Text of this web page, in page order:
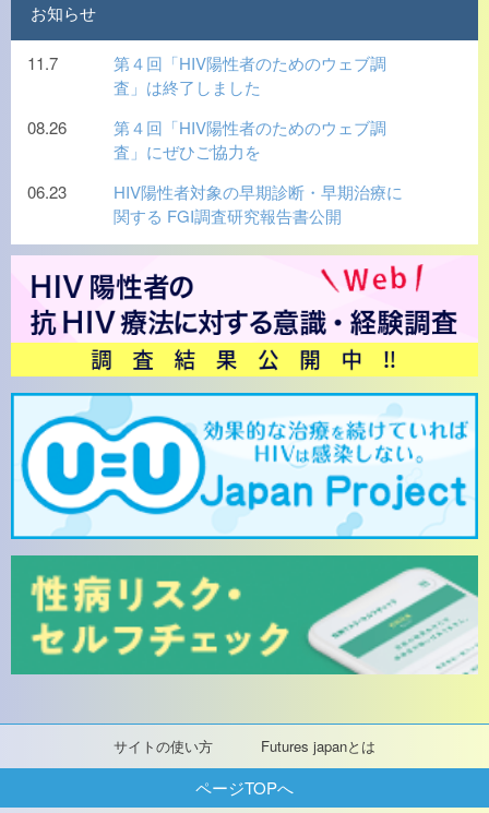
サイトの使い方 Futures japanとは
お知らせ
11.7
第４回「HIV陽性者のためのウェブ調
査」は終了しました
08.26
第４回「HIV陽性者のためのウェブ調
査」にぜひご協力を
06.23
HIV陽性者対象の早期診断・早期治療に
関する FGI調査研究報告書公開
ページTOPへ